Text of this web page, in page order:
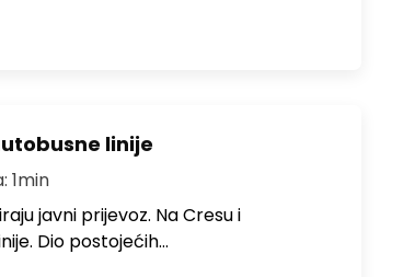
linije
1min
javni prijevoz. Na Cresu i
Dio postojećih…